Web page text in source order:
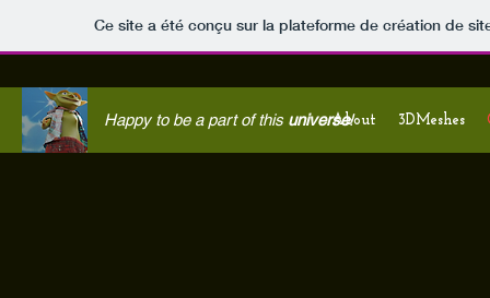
Ce site a été conçu sur la plateforme de création de
Happy to be a part of this universe!
About 3DMeshes